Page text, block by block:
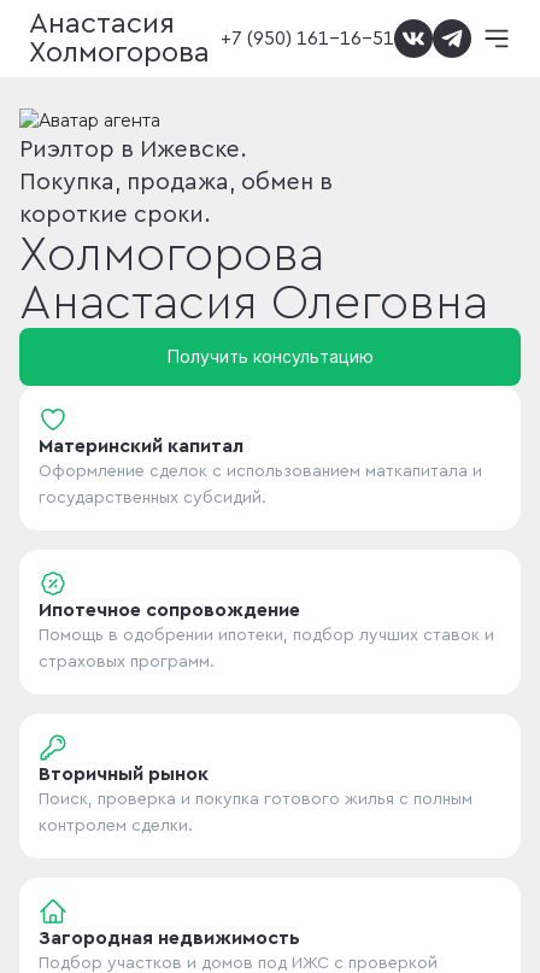
Анастасия
Холмогорова
+7 (950) 161-16-51
Риэлтор в Ижевске.
Покупка, продажа, обмен в
короткие сроки.
Холмогорова
Анастасия Олеговна
Получить консультацию
Материнский капитал
Оформление сделок с использованием маткапитала и
государственных субсидий.
Ипотечное сопровождение
Помощь в одобрении ипотеки, подбор лучших ставок и
страховых программ.
Вторичный рынок
Поиск, проверка и покупка готового жилья с полным
контролем сделки.
Загородная недвижимость
Подбор участков и домов под ИЖС с проверкой